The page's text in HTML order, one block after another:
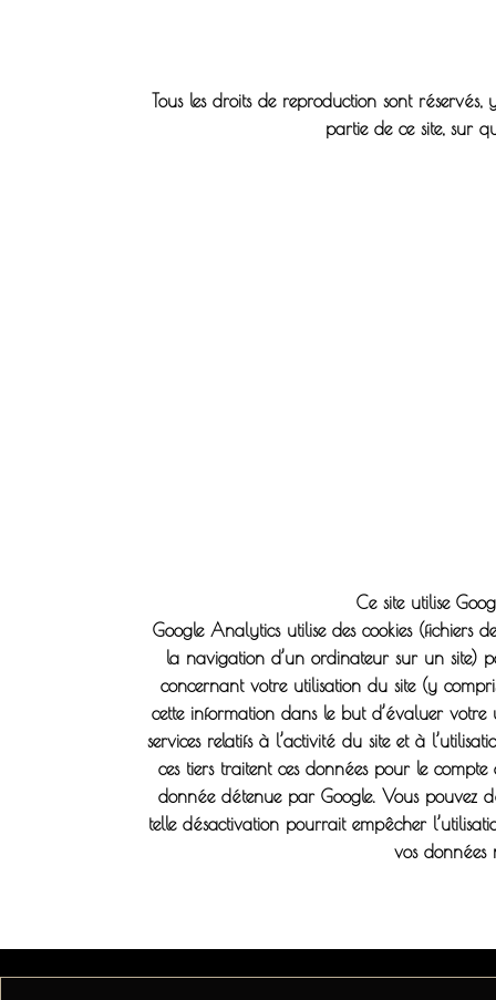
Tous les droits de reproduction sont
partie de ce site, sur
Ce site utilise
Google Analytics utilise des cookies (fichiers
la navigation d’un ordinateur sur un site)
concernant votre utilisation du site (y
cette information dans le but d’évaluer votre
services relatifs à l’activité du site et à
ces tiers traitent ces données pour le
donnée détenue par Google. Vous pouvez
telle désactivation pourrait empêcher
vos données